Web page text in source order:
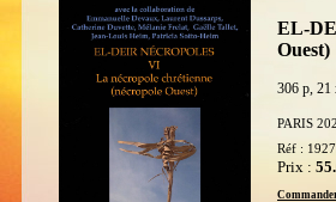
EL-
Ouest)
306 p, 21
PARIS
Réf :
Prix :